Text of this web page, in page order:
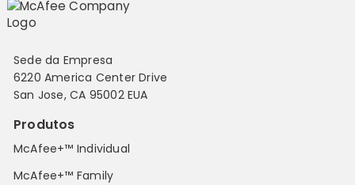
Sede da Empresa
6220 America Center Drive
San Jose, CA 95002 EUA
Produtos
McAfee+™ Individual
McAfee+™ Family